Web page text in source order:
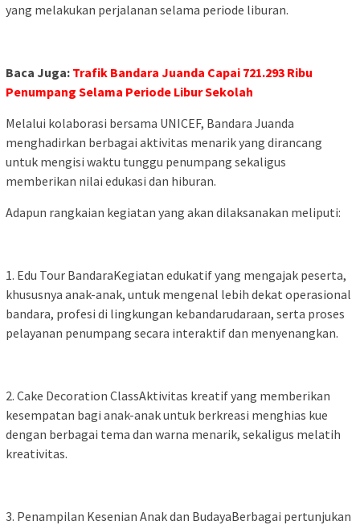
yang melakukan perjalanan selama periode liburan.
Baca Juga: Trafik Bandara Juanda Capai 721.293 Ribu
Penumpang Selama Periode Libur Sekolah
Melalui kolaborasi bersama UNICEF, Bandara Juanda
menghadirkan berbagai aktivitas menarik yang dirancang
untuk mengisi waktu tunggu penumpang sekaligus
memberikan nilai edukasi dan hiburan.
Adapun rangkaian kegiatan yang akan dilaksanakan meliputi:
1. Edu Tour BandaraKegiatan edukatif yang mengajak peserta,
khususnya anak-anak, untuk mengenal lebih dekat operasional
bandara, profesi di lingkungan kebandarudaraan, serta proses
pelayanan penumpang secara interaktif dan menyenangkan.
2. Cake Decoration ClassAktivitas kreatif yang memberikan
kesempatan bagi anak-anak untuk berkreasi menghias kue
dengan berbagai tema dan warna menarik, sekaligus melatih
kreativitas.
3. Penampilan Kesenian Anak dan BudayaBerbagai pertunjukan